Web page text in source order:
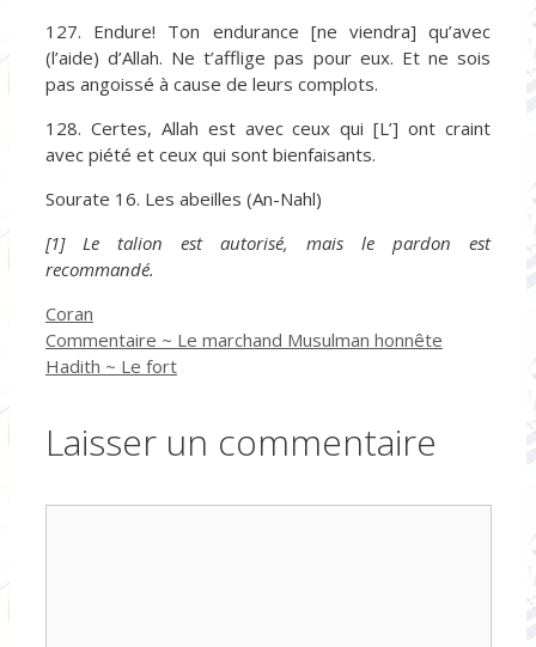
127. Endure! Ton endurance [ne viendra] qu’avec
(l’aide) d’Allah. Ne t’afflige pas pour eux. Et ne sois
pas angoissé à cause de leurs complots.
128. Certes, Allah est avec ceux qui [L’] ont craint
avec piété et ceux qui sont bienfaisants.
Sourate 16. Les abeilles (An-Nahl)
[1] Le talion est autorisé, mais le pardon est
recommandé.
Catégories
Coran
Commentaire ~ Le marchand Musulman honnête
Hadith ~ Le fort
Laisser un commentaire